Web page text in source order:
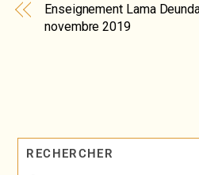
Enseignement Lama
novembre 2019
RECHERCHER